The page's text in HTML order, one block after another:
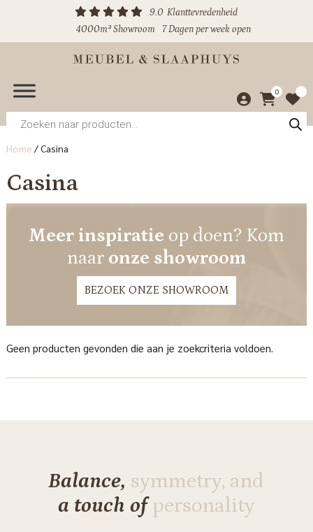
9.0 Klanttevredenheid
4000m² Showroom
7 Dagen per week open
0
Producten
zoeken
Home /Casina
Casina
Meer inspiratie op doen? Kom
naar onze showroom
BEZOEK ONZE SHOWROOM
Geen producten gevonden die aan je zoekcriteria voldoen.
Balance, symmetry, and
a touch ofpersonality